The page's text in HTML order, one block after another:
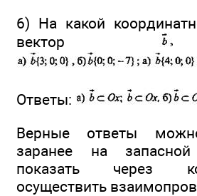
6) На какой
вектор
Ответы:
Верные ответы
заранее на
показать через
осуществить